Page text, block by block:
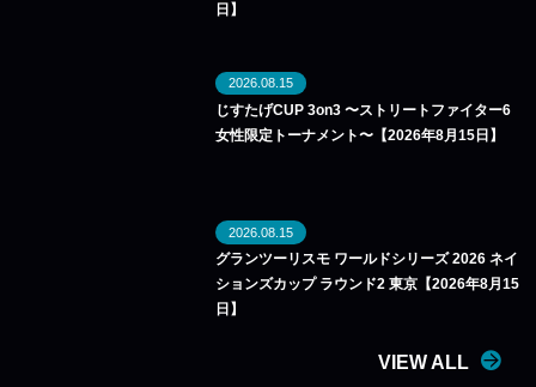
日】
2026.08.15
じすたげCUP 3on3 〜ストリートファイター6
女性限定トーナメント〜【2026年8月15日】
2026.08.15
グランツーリスモ ワールドシリーズ 2026 ネイ
ションズカップ ラウンド2 東京【2026年8月15
日】
VIEW ALL